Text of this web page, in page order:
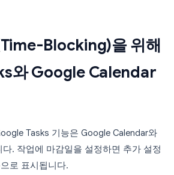
Blocking)을 위해
와 Google Calendar
Tasks 기능은 Google Calendar와
. 작업에 마감일을 설정하면 추가 설정
로 표시됩니다.